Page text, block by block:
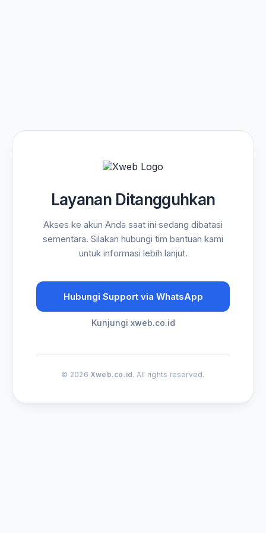
Layanan Ditangguhkan
Akses ke akun Anda saat ini sedang dibatasi
sementara. Silakan hubungi tim bantuan kami
untuk informasi lebih lanjut.
Hubungi Support via WhatsApp
Kunjungi xweb.co.id
© 2026 Xweb.co.id. All rights reserved.